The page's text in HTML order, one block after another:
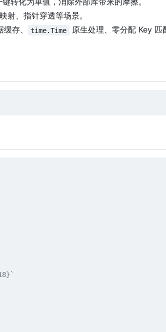
射、指针穿透等场景。
存、 time.Time
原生处理、零分配 Key 匹